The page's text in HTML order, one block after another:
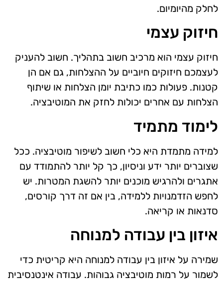
לחלק מהיומיום.
חיזוק עצמי
חיזוק עצמי הוא מרכיב חשוב בתהליך. חשוב להעניק
לעצמכם חיזוקים חיוביים על ההצלחות, גם אם הן
קטנות. פעולות כמו כתיבת יומן הצלחות או שיתוף
הצלחות עם אחרים יכולות לחזק את המוטיבציה.
לימוד מתמיד
למידה מתמדת היא כלי חשוב לשיפור מוטיבציה. ככל
שצוברים יותר ידע וניסיון, כך קל יותר להתמודד עם
אתגרים ולהרגיש מוכנים יותר להשגת המטרות. יש
לחפש הזדמנויות ללמידה, בין אם זה דרך קורסים,
סדנאות או קריאה.
איזון בין עבודה למנוחה
שמירה על איזון בין עבודה למנוחה היא קריטית כדי
לשמור על רמות מוטיבציה גבוהות. עבודה אינטנסיבית